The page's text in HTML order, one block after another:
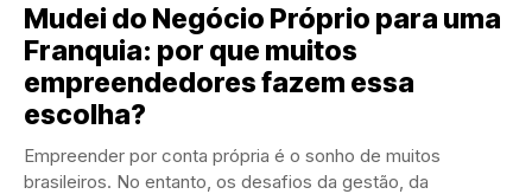
Mudei do Negócio Próprio para uma
Franquia: por que muitos
empreendedores fazem essa
escolha?
Empreender por conta própria é o sonho de muitos
brasileiros. No entanto, os desafios da gestão, da